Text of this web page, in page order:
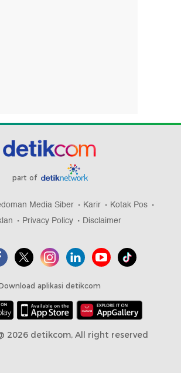
part of
Media Siber Karir
Kotak Pos
Privacy Policy Disclaimer
aplikasi detikcom
2026 detikcom, All right reserved